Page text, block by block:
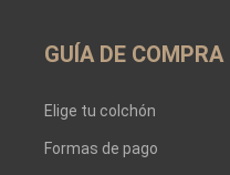
GUÍA DE COMPRA
Elige tu colchón
Formas de pago